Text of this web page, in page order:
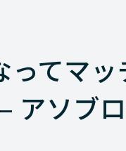
てマ
アソブ